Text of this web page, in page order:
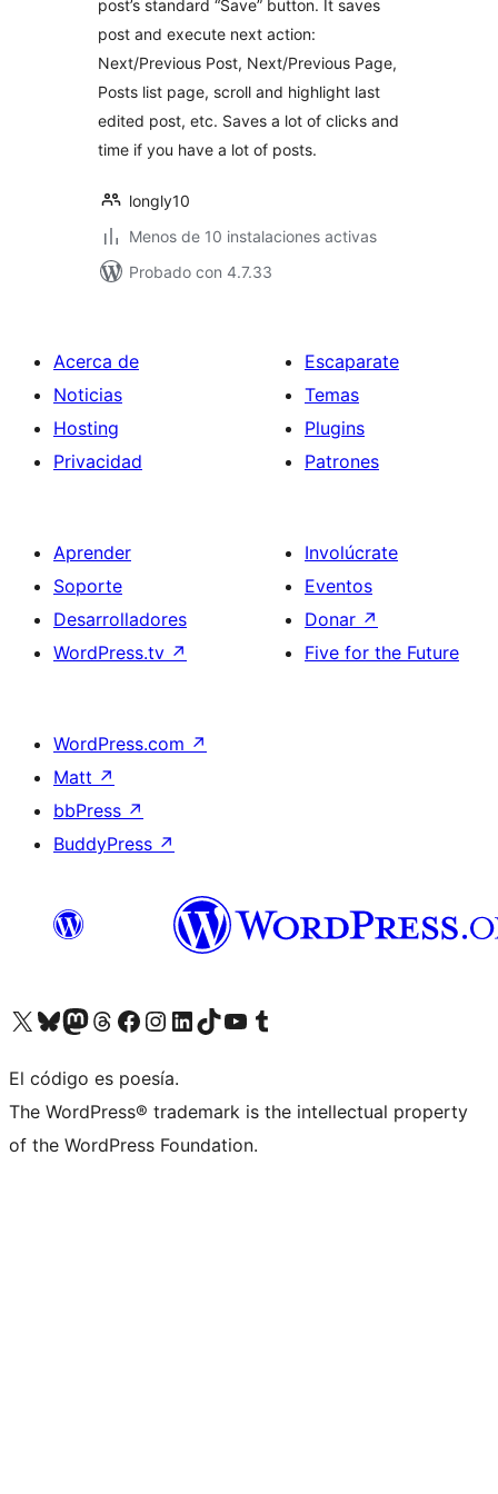
post’s standard “Save” button. It saves
post and execute next action:
Next/Previous Post, Next/Previous Page,
Posts list page, scroll and highlight last
edited post, etc. Saves a lot of clicks and
time if you have a lot of posts.
longly10
Menos de 10 instalaciones activas
Probado con 4.7.33
Acerca de
Noticias
Hosting
Privacidad
Escaparate
Temas
Plugins
Patrones
Aprender
Soporte
Desarrolladores
WordPress.tv ↗
Involúcrate
Eventos
Donar ↗
Five for the Future
WordPress.com ↗
Matt ↗
bbPress ↗
BuddyPress ↗
Visita nuestra cuenta de X (anteriormente Twitter)
Visita nuestra cuenta de Bluesky
Visita nuestra cuenta de Mastodon
Visita nuestra cuenta de Threads
Visita nuestra página de Facebook
Visita nuestra cuenta de Instagram
Visita nuestra cuenta de LinkedIn
Visita nuestra cuenta de TikTok
Visita nuestro canal de YouTube
Visita nuestra cuenta de Tumblr
El código es poesía.
The WordPress® trademark is the intellectual property
of the WordPress Foundation.